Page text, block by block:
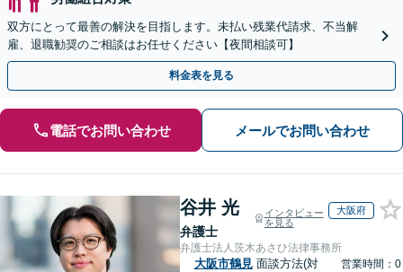
双方にとって最善の解決を目指します。未払い残業代請求、不当解
雇、退職勧奨のご相談はお任せください【夜間相談可】
料金表を見る
電話でお問い合わせ メールでお問い合わせ
谷井 光
弁護士
インタビュー
を見る
大阪府
弁護士法人茨木あさひ法律事務所
大阪市鶴見 面談方法(対
営業時間：0